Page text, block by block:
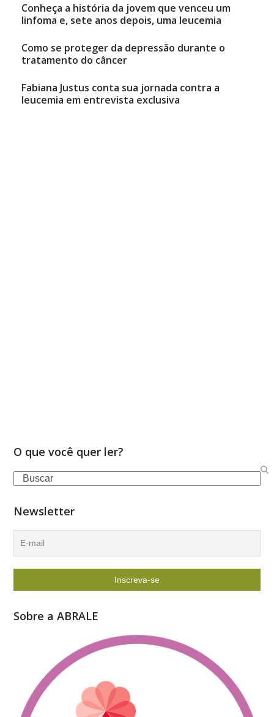
Conheça a história da jovem que venceu um
linfoma e, sete anos depois, uma leucemia
Como se proteger da depressão durante o
tratamento do câncer
Fabiana Justus conta sua jornada contra a
leucemia em entrevista exclusiva
O que você quer ler?
Search
Newsletter
Sobre a ABRALE